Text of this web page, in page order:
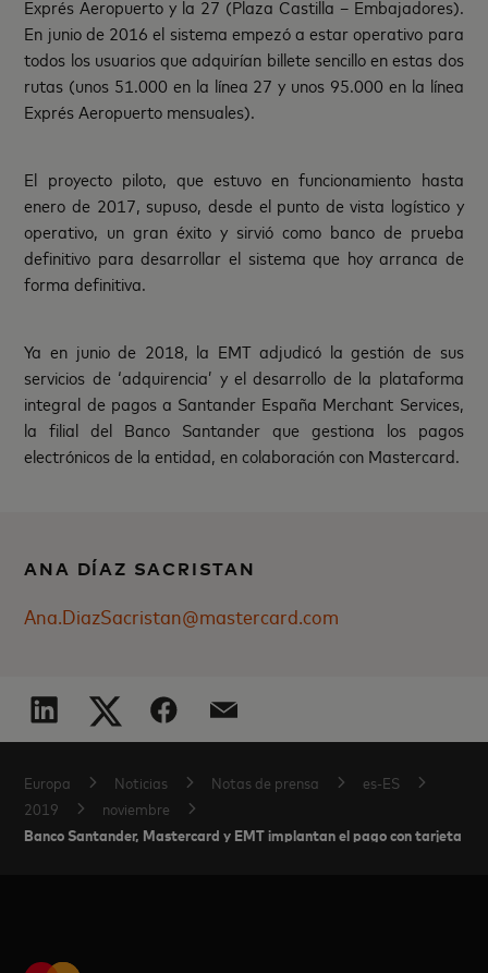
Exprés Aeropuerto y la 27 (Plaza Castilla – Embajadores).
En junio de 2016 el sistema empezó a estar operativo para
todos los usuarios que adquirían billete sencillo en estas dos
rutas (unos 51.000 en la línea 27 y unos 95.000 en la línea
Exprés Aeropuerto mensuales).
El proyecto piloto, que estuvo en funcionamiento hasta
enero de 2017, supuso, desde el punto de vista logístico y
operativo, un gran éxito y sirvió como banco de prueba
definitivo para desarrollar el sistema que hoy arranca de
forma definitiva.
Ya en junio de 2018, la EMT adjudicó la gestión de sus
servicios de ‘adquirencia’ y el desarrollo de la plataforma
integral de pagos a Santander España Merchant Services,
la filial del Banco Santander que gestiona los pagos
electrónicos de la entidad, en colaboración con Mastercard.
ANA DÍAZ SACRISTAN
Ana.DiazSacristan@mastercard.com
Europa Noticias Notas de prensa
es-ES
2019
noviembre
Banco Santander, Mastercard y EMT implantan el pago con tarjeta